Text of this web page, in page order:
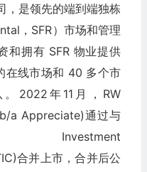
，是领先的端到端独栋
，SFR）市场和管理
和拥有 SFR 物业提供
在线市场和 40 多个市
2022年11月，RW
a Appreciate)通过与
Investment
合并上市，合并后公